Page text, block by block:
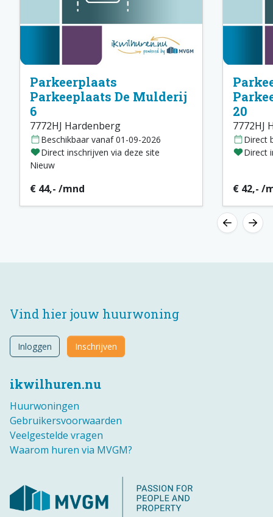
Parkeerplaats
Parkeeplaats De Mulderij
6
7772HJ Hardenberg
Beschikbaar vanaf 01-09-2026
Direct inschrijven via deze site
Nieuw
€ 44,- /mnd
20
7772HJ
Direct
Direct
€ 42,- /
ikwilhuren.nu
Huurwoningen
Gebruikersvoorwaarden
Veelgestelde vragen
Waarom huren via MVGM?
Vind hier jouw huurwoning
Inloggen Inschrijven